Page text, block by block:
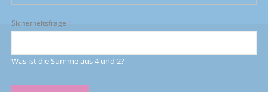
Pflichtfeld
Sicherheitsfrage*
Was ist die Summe aus 4 und 2?